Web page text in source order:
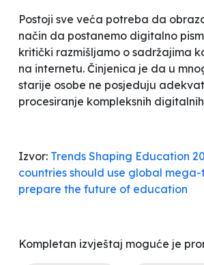
Postoji sve veća potreba da
način da postanemo digitalno
kritički razmišljamo o sadržajima
na internetu. Činjenica je da u
starije osobe ne posjeduju
procesiranje kompleksnih
Izvor: Trends Shaping Education
countries should use global
prepare the future of education
Kompletan izvještaj moguće je